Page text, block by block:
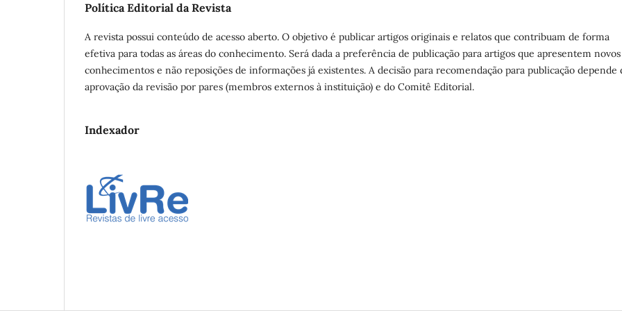
Política Editorial da Revista
A revista possui conteúdo de acesso aberto. O objetivo é publicar artigos originais e relatos que contribuam de forma
efetiva para todas as áreas do conhecimento. Será dada a preferência de publicação para artigos que apresentem novos
conhecimentos e não reposições de informações já existentes. A decisão para recomendação para publicação depende
aprovação da revisão por pares (membros externos à instituição) e do Comitê Editorial.
Indexador